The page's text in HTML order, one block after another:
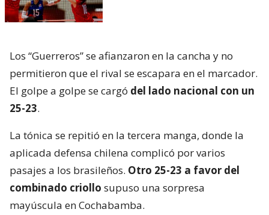
Los “Guerreros” se afianzaron en la cancha y no
permitieron que el rival se escapara en el marcador.
El golpe a golpe se cargó del lado nacional con un
25-23.
La tónica se repitió en la tercera manga, donde la
aplicada defensa chilena complicó por varios
pasajes a los brasileños. Otro 25-23 a favor del
combinado criollo supuso una sorpresa
mayúscula en Cochabamba.